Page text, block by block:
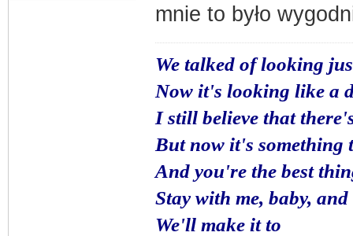
mnie to było
We talked of looking
Now it's looking like a
I still believe that
But now it's something
And you're the best
Stay with me, baby,
We'll make it to